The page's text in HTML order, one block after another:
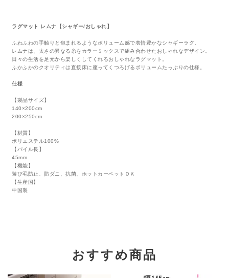
ラグマット レムナ【シャギー/おしゃれ】
ふわふわの手触りと包まれるようなボリューム感で表情豊かなシャギーラグ。
レムナは、太さの異なる糸をカラーミックスで組み合わせたおしゃれなデザイン。
日々の生活を足元から楽しくしてくれるおしゃれなラグマット。
ふかふかのクオリティは直接床に座ってくつろげるボリュームたっぷりの仕様。
仕様
【製品サイズ】
140×200cm
200×250cm
【材質】
ポリエステル100%
【パイル長】
45mm
【機能】
遊び毛防止、防ダニ、抗菌、ホットカーペットＯＫ
【生産国】
中国製
おすすめ商品